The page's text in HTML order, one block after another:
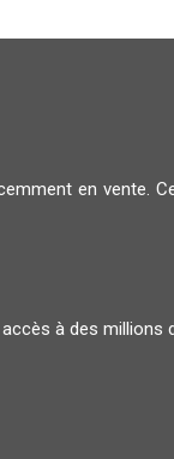
en vente.
à des millions